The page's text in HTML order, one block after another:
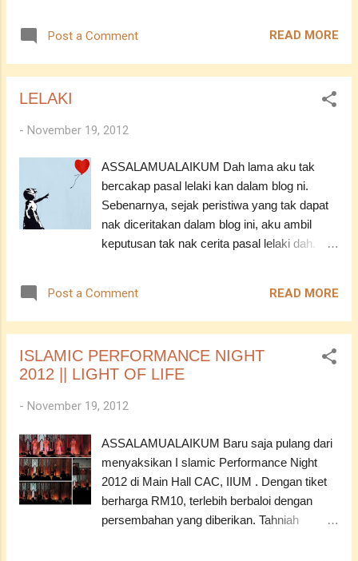
that I can be an obey slave for Him, a good
daughter, a nice friend and a lovely wife.
saya ya? Terima kasih semua! *gedik
sungguh* Doakan yang baik-baik untuk saya
ya semua? I very appreciate it . Thanks guys
and girls . :D ASSALAMUALAIKUM -----------
who I am
Post a Comment READ MORE
LELAKI
- November 19, 2012
ASSALAMUALAIKUM Dah lama aku tak
bercakap pasal lelaki kan dalam blog ni.
Sebenarnya, sejak peristiwa yang tak dapat
nak diceritakan dalam blog ini, aku ambil
keputusan tak nak cerita pasal lelaki dah.
sedih dan sakit hati. Tapi ya, semahu mana
pun aku ingin mengelak dari insan yang
akan utuskan aku untuk mengenali mereka
walaupun dengan sebagai seorang teman
mana dia dapat kesabaran tu, aku pun tak
tahu. Tidak mengharapkan yang lebih dari itu
tapi jika itu suratanNya, aku terima. Jika
bukan pun, tidak aku merintih. In Shaa Allah.
Dia lebih tahu mengenai diri aku. Segala fasa
Post a Comment READ MORE
ISLAMIC PERFORMANCE NIGHT
2012 || LIGHT OF LIFE
- November 19, 2012
ASSALAMUALAIKUM Baru saja pulang dari
menyaksikan I slamic Performance Night
2012 di Main Hall CAC, IIUM . Dengan tiket
berharga RM10, terlebih berbaloi dengan
persembahan yang diberikan. Tahniah